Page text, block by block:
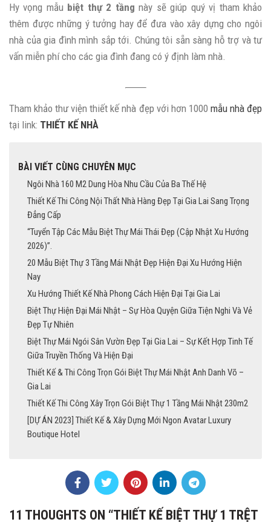
Hy vọng mẫu biệt thự 2 tầng này sẽ giúp quý vị tham khảo
thêm được những ý tưởng hay để đưa vào xây dựng cho ngôi
nhà của gia đình mình sắp tới. Chúng tôi sẵn sàng hỗ trợ và tư
vấn miễn phí cho các gia đình đang có ý định làm nhà.
Tham khảo thư viện thiết kế nhà đẹp với hơn 1000 mẫu nhà đẹp
tại link: THIẾT KẾ NHÀ
BÀI VIẾT CÙNG CHUYÊN MỤC
Ngôi Nhà 160 M2 Dung Hòa Nhu Cầu Của Ba Thế Hệ
Thiết Kế Thi Công Nội Thất Nhà Hàng Đẹp Tại Gia Lai Sang Trọng
Đẳng Cấp
“Tuyển Tập Các Mẫu Biệt Thự Mái Thái Đẹp (Cập Nhật Xu Hướng
2026)”.
20 Mẫu Biệt Thự 3 Tầng Mái Nhật Đẹp Hiện Đại Xu Hướng Hiện
Nay
Xu Hướng Thiết Kế Nhà Phong Cách Hiện Đại Tại Gia Lai
Biệt Thự Hiện Đại Mái Nhật – Sự Hòa Quyện Giữa Tiện Nghi Và Vẻ
Đẹp Tự Nhiên
Biệt Thự Mái Ngói Sân Vườn Đẹp Tại Gia Lai – Sự Kết Hợp Tinh Tế
Giữa Truyền Thống Và Hiện Đại
Thiết Kế & Thi Công Trọn Gói Biệt Thự Mái Nhật Anh Danh Võ –
Gia Lai
Thiết Kế Thi Công Xây Trọn Gói Biệt Thự 1 Tầng Mái Nhật 230m2
[DỰ ÁN 2023] Thiết Kế & Xây Dựng Mới Ngon Avatar Luxury
Boutique Hotel
11 THOUGHTS ON “THIẾT KẾ BIỆT THỰ 1 TRỆT